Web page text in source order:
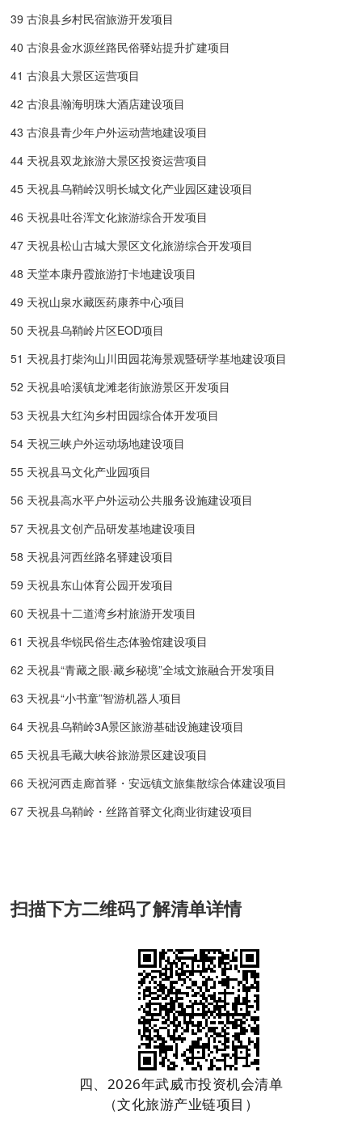
39 古浪县乡村民宿旅游开发项目
40 古浪县金水源丝路民俗驿站提升扩建项目
41 古浪县大景区运营项目
42 古浪县瀚海明珠大酒店建设项目
43 古浪县青少年户外运动营地建设项目
44 天祝县双龙旅游大景区投资运营项目
45 天祝县乌鞘岭汉明长城文化产业园区建设项目
46 天祝县吐谷浑文化旅游综合开发项目
47 天祝县松山古城大景区文化旅游综合开发项目
48 天堂本康丹霞旅游打卡地建设项目
49 天祝山泉水藏医药康养中心项目
50 天祝县乌鞘岭片区EOD项目
51 天祝县打柴沟山川田园花海景观暨研学基地建设项目
52 天祝县哈溪镇龙滩老街旅游景区开发项目
53 天祝县大红沟乡村田园综合体开发项目
54 天祝三峡户外运动场地建设项目
55 天祝县马文化产业园项目
56 天祝县高水平户外运动公共服务设施建设项目
57 天祝县文创产品研发基地建设项目
58 天祝县河西丝路名驿建设项目
59 天祝县东山体育公园开发项目
60 天祝县十二道湾乡村旅游开发项目
61 天祝县华锐民俗生态体验馆建设项目
62 天祝县“青藏之眼·藏乡秘境”全域文旅融合开发项目
63 天祝县“小书童”智游机器人项目
64 天祝县乌鞘岭3A景区旅游基础设施建设项目
65 天祝县毛藏大峡谷旅游景区建设项目
66 天祝河西走廊首驿・安远镇文旅集散综合体建设项目
67 天祝县乌鞘岭・丝路首驿文化商业街建设项目
扫描下方二维码了解清单详情
四、2026年武威市投资机会清单
（文化旅游产业链项目）